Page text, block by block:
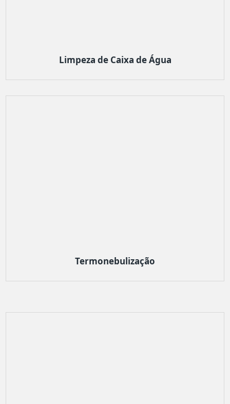
Limpeza de Caixa de Água
Termonebulização